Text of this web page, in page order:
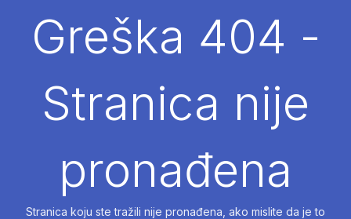
NAJAMGreška 404 -
Stranica nije
pronađena
Stranica koju ste tražili nije pronađena, ako mislite da je to